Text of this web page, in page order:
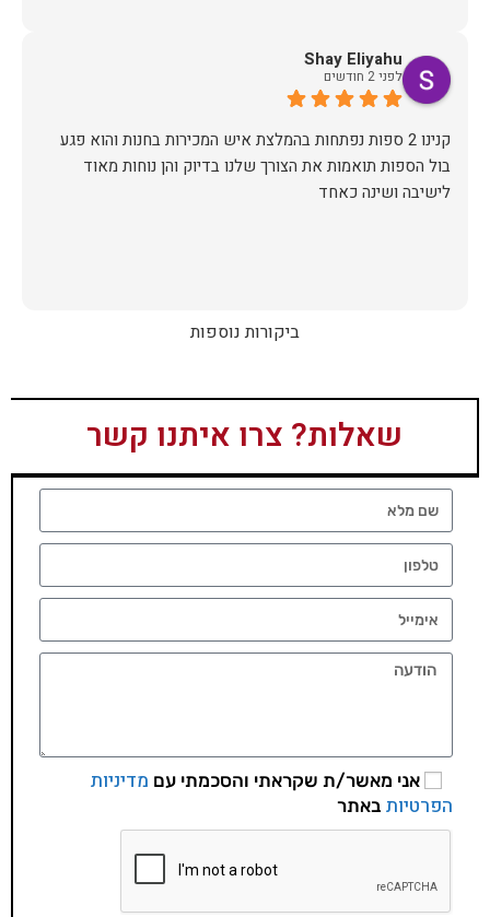
Shay Eliyahu
לפני 2 חודשים
קנינו 2 ספות נפתחות בהמלצת איש המכירות בחנות והוא פגע
בול הספות תואמות את הצורך שלנו בדיוק והן נוחות מאוד
לישיבה ושינה כאחד
ביקורות נוספות
שאלות? צרו איתנו קשר
אני מאשר/ת שקראתי והסכמתי עם מדיניות
הפרטיות באתר